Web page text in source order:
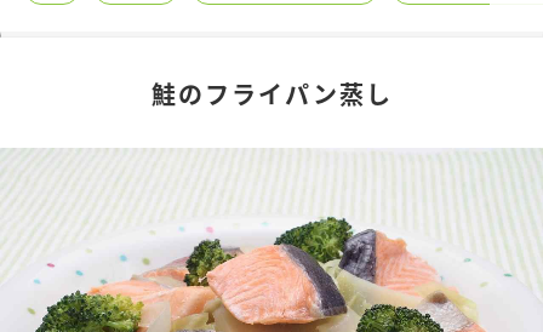
商品カテゴリ
調味酢
新商品一覧
キャンペーン情報
鮭のフライパン蒸し